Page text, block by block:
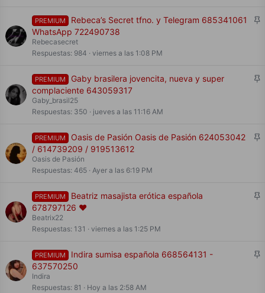
oF
o
PREMIUM
Rebeca’s Secret tfno. y Telegram 685341061
WhatsApp 722490738
Rebecasecret
Respuestas 984 viernes a las 1:08 PM
F
o
PREMIUM
Gaby brasilera jovencita, nueva y super
complaciente 643059317
Gaby_brasil25
Respuestas 350 jueves a las 11:16 AM
F
o
PREMIUM
Oasis de Pasión Oasis de Pasión 624053042
/ 614739209 / 919513612
Oasis de Pasión
Respuestas 465 Ayer a las 6:19 PM
F
o
PREMIUM
Beatriz masajista erótica española
678797126 ❤️
Beatrix22
Respuestas 131 viernes a las 1:25 PM
F
PREMIUM
Indira sumisa española 668564131 -
637570250
Indira
Respuestas 81 Hoy a las 2:58 AM